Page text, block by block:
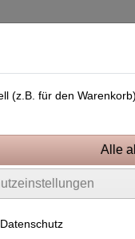
(z.B. für den
Datenschutz